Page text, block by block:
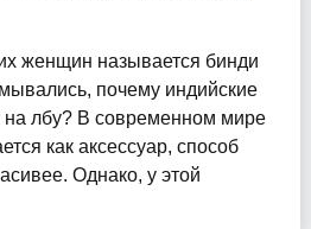
женщин называется бинди
почему индийские
лбу? В современном мире
как аксессуар, способ
Однако, у этой